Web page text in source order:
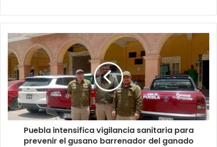
Puebla intensifica vigilancia sanitaria para
prevenir el gusano barrenador del ganado